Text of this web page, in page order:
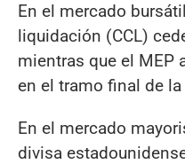
En el mercado
liquidación (CCL)
mientras que el MEP
en el tramo final de la
En el mercado
divisa